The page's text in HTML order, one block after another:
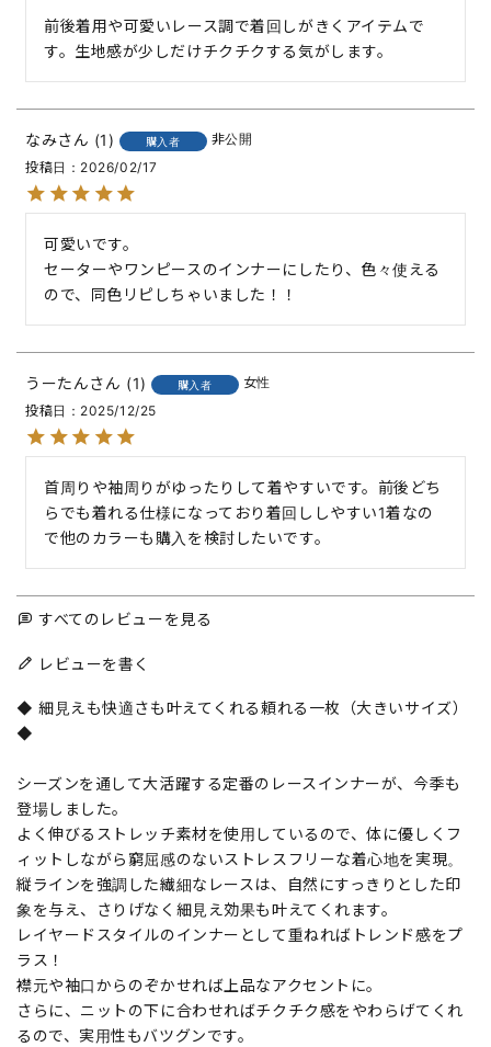
前後着用や可愛いレース調で着回しがきくアイテムで
す。生地感が少しだけチクチクする気がします。
なみ 1 購入者
非公開
投稿日
2026/02/17
可愛いです。
セーターやワンピースのインナーにしたり、色々使える
ので、同色リピしちゃいました！！
うーたん 1 購入者
女性
投稿日
2025/12/25
首周りや袖周りがゆったりして着やすいです。前後どち
らでも着れる仕様になっており着回ししやすい1着なの
で他のカラーも購入を検討したいです。
すべてのレビューを見る
レビューを書く
◆ 細見えも快適さも叶えてくれる頼れる一枚（大きいサイズ）
◆
シーズンを通して大活躍する定番のレースインナーが、今季も
登場しました。
よく伸びるストレッチ素材を使用しているので、体に優しくフ
ィットしながら窮屈感のないストレスフリーな着心地を実現。
縦ラインを強調した繊細なレースは、自然にすっきりとした印
象を与え、さりげなく細見え効果も叶えてくれます。
レイヤードスタイルのインナーとして重ねればトレンド感をプ
ラス！
襟元や袖口からのぞかせれば上品なアクセントに。
さらに、ニットの下に合わせればチクチク感をやわらげてくれ
るので、実用性もバツグンです。